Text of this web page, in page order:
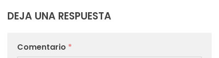
DEJA UNA RESPUESTA
Comentario *